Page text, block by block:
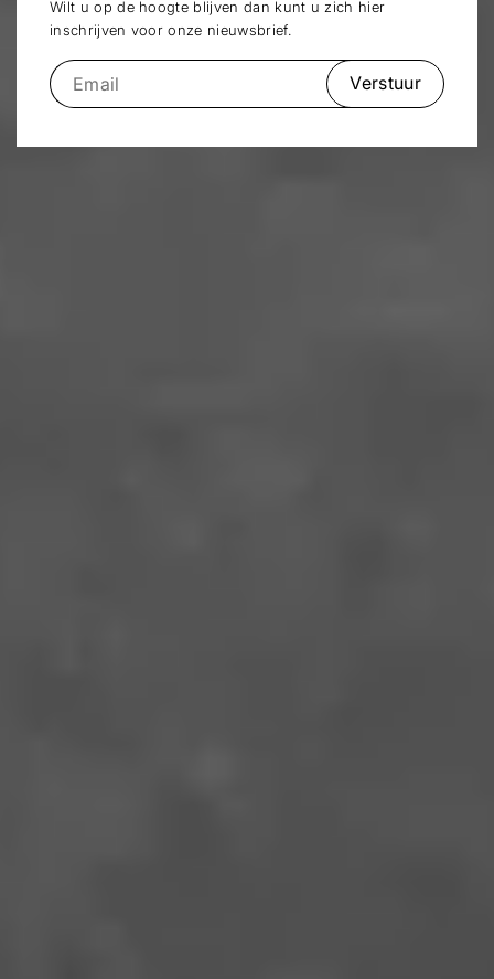
Wilt u op de hoogte blijven dan kunt u zich hier
inschrijven voor onze nieuwsbrief.
Verstuur